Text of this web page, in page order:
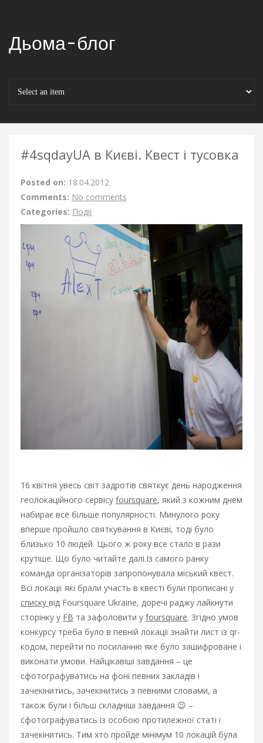
Дьома-блог
#4sqdayUA в Києві. Квест і тусовка
Posted on: 18.04.2012
Comments: No comments
Categories: Події
16 квітня увесь світ задротів святкує день народження
геолокаційного сервісу foursquare, який з кожним днем
набирає все більше популярності. Минулого року
вперше пройшло святкування в Києві, тоді було
близько 10 людей. Цього ж року все стало в рази
крутіше. Що було читайте далі.Із самого ранку
команда організаторів запропонувала міський квест.
Всі локації які брали участь в квесті були прописані у
списку від Foursquare Ukraine, доречі раджу лайкнути
сторінку у FB та зафоловити у foursquare. Згідно умов
конкурсу треба було в певній локації знайти лист із qr-
кодом, перейти по посиланню яке було зашифроване і
виконати умови. Найцікавіші завдання – це
сфотографуватись на фоні певних закладів і
зачекінитись, зачекінитись з певними словами, а
також були і більш складніші завдання 😉 –
сфотографуватись із особою протилежної статі і
зачекінитись. Тим хто пройде мінімум 10 локацій була